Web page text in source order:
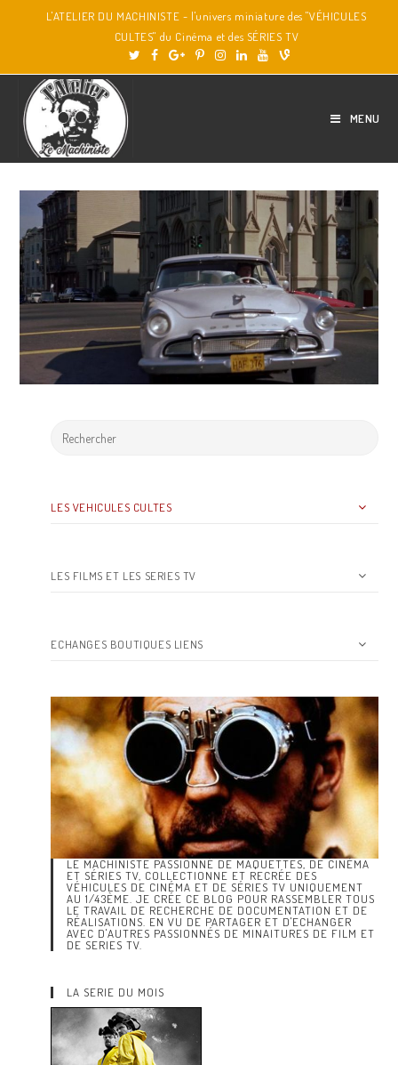
L'ATELIER DU MACHINISTE - l'univers miniature des "VÉHICULES
CULTES" du Cinéma et des SÉRIES TV
MENU
LES VEHICULES CULTES
LES FILMS ET LES SERIES TV
ECHANGES BOUTIQUES LIENS
LE MACHINISTE PASSIONNÉ DE MAQUETTES, DE CINÉMA
ET SÉRIES TV, COLLECTIONNE ET RECRÉE DES
VÉHICULES DE CINÉMA ET DE SÉRIES TV UNIQUEMENT
AU 1/43ÈME. JE CRÉE CE BLOG POUR RASSEMBLER TOUS
LE TRAVAIL DE RECHERCHE DE DOCUMENTATION ET DE
RÉALISATIONS. EN VU DE PARTAGER ET D'ECHANGER
AVEC D'AUTRES PASSIONNÉS DE MINAITURES DE FILM ET
DE SERIES TV.
LA SERIE DU MOIS